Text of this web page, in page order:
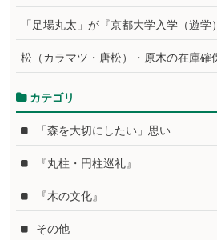
「足場丸太」が『京都大学入学（遊
松（カラマツ・唐松）・原木の在庫確
カテゴリ
「森を大切にしたい」思い
『丸柱・円柱巡礼』
『木の文化』
その他